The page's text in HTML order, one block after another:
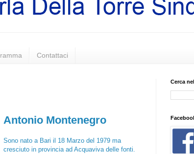
Contattaci
Antonio Montenegro
Sono nato a Bari il 18 Marzo del 1979 ma
cresciuto in provincia ad Acquaviva delle fonti.
Cerca